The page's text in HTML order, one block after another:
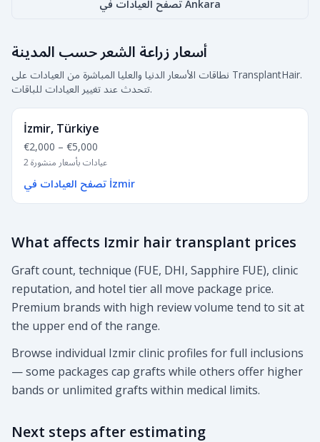
تصفح العيادات في Ankara
أسعار زراعة الشعر حسب المدينة
نطاقات الأسعار الدنيا والعليا المباشرة من العيادات على TransplantHair.
تتحدث عند تغيير العيادات للباقات.
İzmir, Türkiye
€2,000 – €5,000
2 عيادات بأسعار منشورة
تصفح العيادات في İzmir
What affects Izmir hair transplant prices
Graft count, technique (FUE, DHI, Sapphire FUE), clinic
reputation, and hotel tier all move package price.
Premium brands with high review volume tend to sit at
the upper end of the range.
Browse individual Izmir clinic profiles for full inclusions
— some packages cap grafts while others offer higher
bands or unlimited grafts within medical limits.
Next steps after estimating